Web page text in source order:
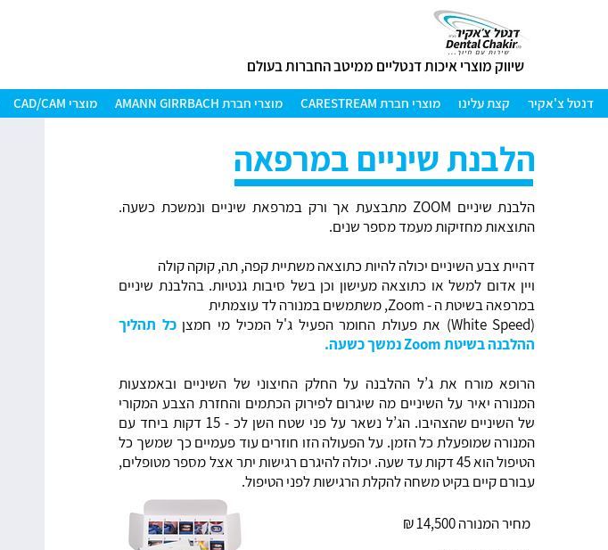
שיווק מוצרי איכות דנטליים ממיטב החברות בעולם
דנטל צ'אקיר קצת עלינו מוצרי חברת CARESTREAM מוצרי חברת AMANN GIRRBACH מוצרי CAD/CAM
הלבנת שיניים במרפאה
הלבנת שיניים ZOOM מתבצעת אך ורק במרפאת שיניים ונמשכת כשעה.
התוצאות מחזיקות מעמד מספר שנים.
דהיית צבע השיניים יכולה להיות כתוצאה משתיית קפה, תה, קוקה קולה
ויין אדום למשל או כתוצאה מעישון וכן בשל סיבות גנטיות. בהלבנת שיניים
במרפאה בשיטת ה - Zoom, משתמשים במנורה לד עוצמתית
(White Speed) את פעולת החומר הפעיל ג'ל המכיל מי חמצן
כל תהליך
ההלבנה בשיטת Zoom נמשך כשעה.
הרופא מורח את ג’ל ההלבנה על החלק החיצוני של השיניים ובאמצעות
המנורה יאיר על השיניים מה שיגרום לפירוק הכתמים והחזרת הצבע המקורי
של השיניים שהצהיבו. הג’ל נשאר על פני שטח השן לכ - 15 דקות ביחד עם
המנורה שמופעלת כל הזמן. על הפעולה הזו חוזרים עוד פעמיים כך שמשך כל
הטיפול הוא 45 דקות עד שעה. יכולה להיגרם רגישות יתר אצל מספר מטופלים,
עבורם קיים בקיט משחה להקלת הרגישות לפני הטיפול.
מחיר המנורה 14,500 ₪